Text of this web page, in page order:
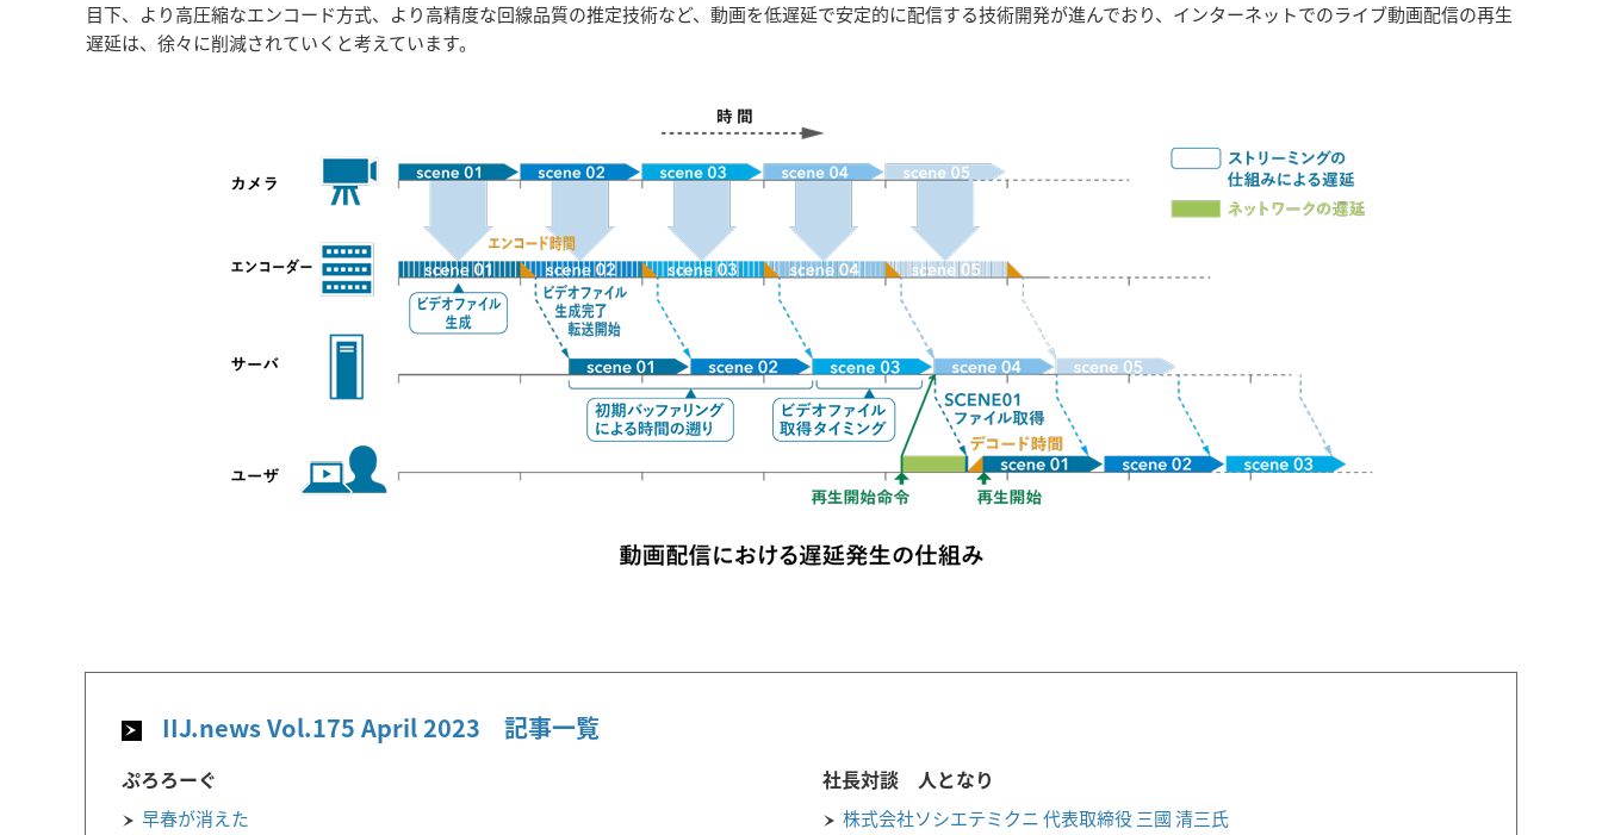
目下、より高圧縮なエンコード方式、より高精度な回線品質の推定技術など、動画を低遅延で安定的に配信する技術開発が進んでおり、インターネットでのライブ動画配信の再生
遅延は、徐々に削減されていくと考えています。
IIJ.news Vol.175 April 2023 記事一覧
ぷろろーぐ
早春が消えた
社長対談 人となり
株式会社ソシエテミクニ 代表取締役 三國 清三氏